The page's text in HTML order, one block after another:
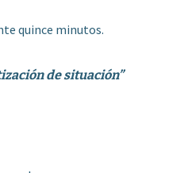
quince minutos.
de situación”